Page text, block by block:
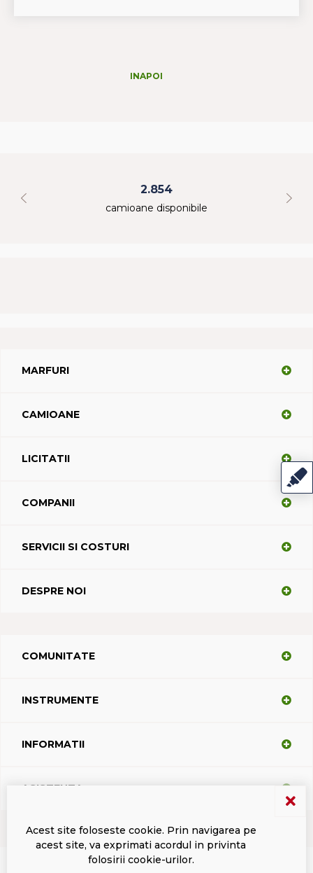
INAPOI
2.854
camioane disponibile
MARFURI
CAMIOANE
LICITATII
COMPANII
SERVICII SI COSTURI
DESPRE NOI
COMUNITATE
INSTRUMENTE
INFORMATII
ASISTENTA
Politica de confidentialitate
Acest site foloseste cookie. Prin navigarea pe
acest site, va exprimati acordul in privinta
folosirii cookie-urilor.